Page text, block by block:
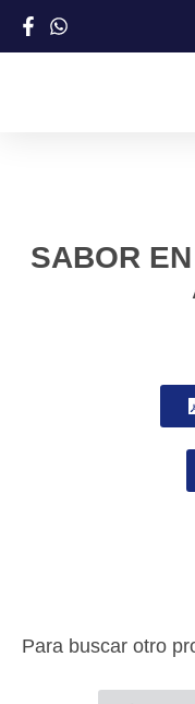
SABOR
Para buscar otro